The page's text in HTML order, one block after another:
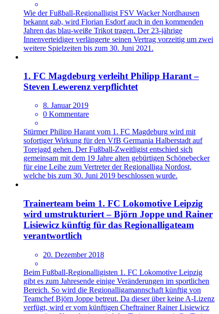
Wie der Fußball-Regionalligist FSV Wacker Nordhausen
bekannt gab, wird Florian Esdorf auch in den kommenden
Jahren das blau-weiße Trikot tragen. Der 23-jährige
Innenverteidiger verlängerte seinen Vertrag vorzeitig um zwei
weitere Spielzeiten bis zum 30. Juni 2021.
1. FC Magdeburg verleiht Philipp Harant –
Steven Lewerenz verpflichtet
8. Januar 2019
0 Kommentare
Stürmer Philipp Harant vom 1. FC Magdeburg wird mit
sofortiger Wirkung für den VfB Germania Halberstadt auf
Torejagd gehen. Der Fußball-Zweitligist entschied sich
gemeinsam mit dem 19 Jahre alten gebürtigen Schönebecker
für eine Leihe zum Vertreter der Regionalliga Nordost,
welche bis zum 30. Juni 2019 beschlossen wurde.
Trainerteam beim 1. FC Lokomotive Leipzig
wird umstrukturiert – Björn Joppe und Rainer
Lisiewicz künftig für das Regionalligateam
verantwortlich
20. Dezember 2018
Beim Fußball-Regionalligisten 1. FC Lokomotive Leipzig
gibt es zum Jahresende einige Veränderungen im sportlichen
Bereich. So wird die Regionalligamannschaft künftig von
Teamchef Björn Joppe betreut. Da dieser über keine A-Lizenz
verfügt, wird er vom künftigen Cheftrainer Rainer Lisiewicz